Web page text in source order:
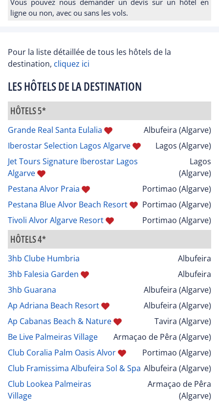
ligne ou non, avec ou sans les vols.
Pour la liste détaillée de tous les hôtels de la
destination, cliquez ici
LES HÔTELS DE LA DESTINATION
HÔTELS 5*
Grande Real Santa Eulalia
Albufeira (Algarve)
Iberostar Selection Lagos Algarve
Lagos (Algarve)
Jet Tours Signature Iberostar Lagos
Algarve
Lagos
(Algarve)
Pestana Alvor Praia
Portimao (Algarve)
Pestana Blue Alvor Beach Resort
Portimao (Algarve)
Tivoli Alvor Algarve Resort
Portimao (Algarve)
HÔTELS 4*
3hb Clube Humbria
Albufeira
3hb Falesia Garden
Albufeira
3hb Guarana
Albufeira (Algarve)
Ap Adriana Beach Resort
Albufeira (Algarve)
Ap Cabanas Beach & Nature
Tavira (Algarve)
Be Live Palmeiras Village
Armaçao de Pêra (Algarve)
Club Coralia Palm Oasis Alvor
Portimao (Algarve)
Club Framissima Albufeira Sol & Spa Albufeira (Algarve)
Club Lookea Palmeiras
Village
Armaçao de Pêra
(Algarve)